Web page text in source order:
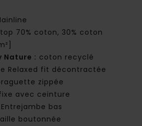
70% coton, 30% coton
Nature : coton recyclé
Relaxed fit décontractée
zippée
avec ceinture
Entrejambe bas
boutonnée